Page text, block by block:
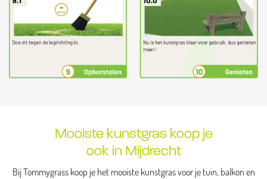
Mooiste kunstgras koop je
ook in Mijdrecht
Bij Tommygrass koop je het mooiste kunstgras voor je tuin, balkon en